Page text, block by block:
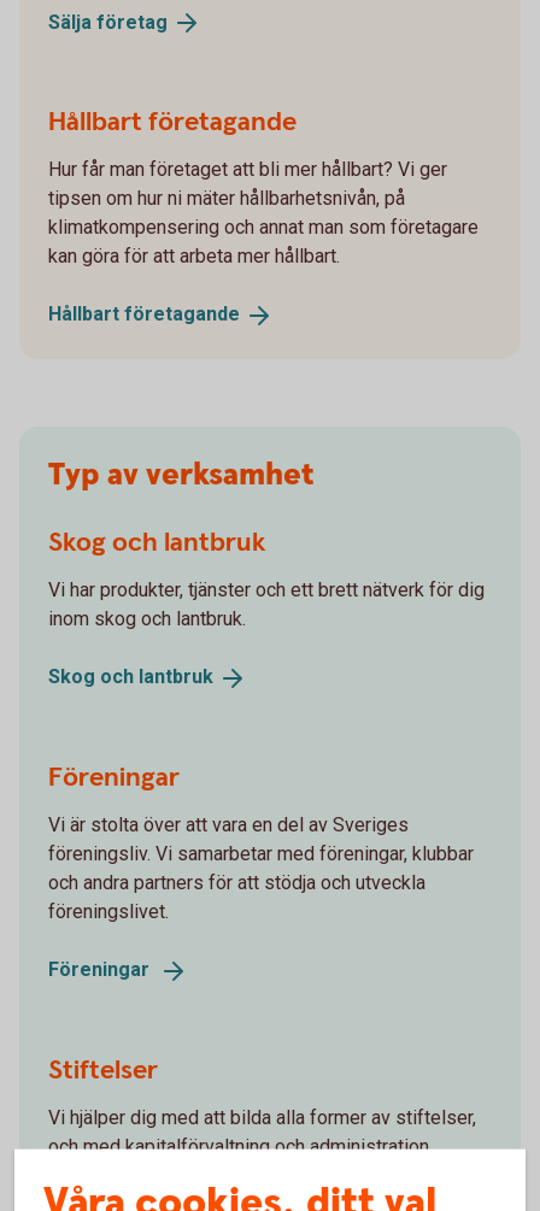
Sälja företag
Hållbart företagande
Hur får man företaget att bli mer hållbart? Vi ger
tipsen om hur ni mäter hållbarhetsnivån, på
klimatkompensering och annat man som företagare
kan göra för att arbeta mer hållbart.
Hållbart företagande
Typ av verksamhet
Skog och lantbruk
Vi har produkter, tjänster och ett brett nätverk för dig
inom skog och lantbruk.
Skog och lantbruk
Föreningar
Vi är stolta över att vara en del av Sveriges
föreningsliv. Vi samarbetar med föreningar, klubbar
och andra partners för att stödja och utveckla
föreningslivet.
Föreningar
Stiftelser
Vi hjälper dig med att bilda alla former av stiftelser,
och med kapitalförvaltning och administration.
Stiftelser